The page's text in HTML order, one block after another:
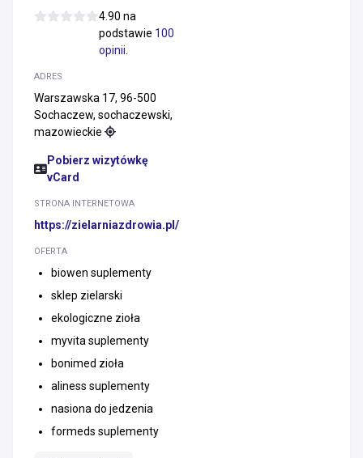
4.90 na
podstawie 100
opinii
ADRES
Warszawska 17, 96-500
Sochaczew, sochaczewski,
mazowieckie
Pobierz wizytówkę
vCard
STRONA INTERNETOWA
https://zielarniazdrowia.pl/
OFERTA
biowen suplementy
sklep zielarski
ekologiczne zioła
myvita suplementy
bonimed zioła
aliness suplementy
nasiona do jedzenia
formeds suplementy